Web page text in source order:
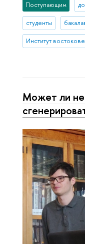
Поступающим
студенты
Институт
Может ли